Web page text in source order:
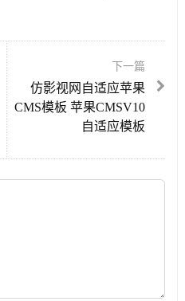
下一篇
仿影视网自适应苹果
CMS模板 苹果CMSV10
自适应模板